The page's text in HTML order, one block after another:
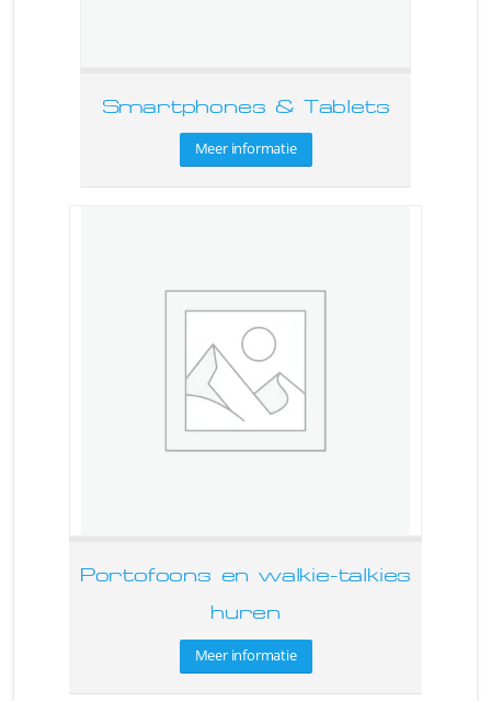
Smartphones & Tablets
Meer informatie
Portofoons en walkie-talkies
huren
Meer informatie